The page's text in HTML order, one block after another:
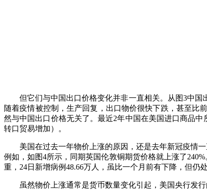
但它们与中国出口价格变化并非一直相关。从图3中国
随着疫情被控制，生产回复，出口物价很快下跌，甚至比
然与中国出口价格无关了。最近2年中国在美国进口商品
转口贸易增加）。
美国在过去一年物价上涨的原因，还是去年新冠疫情
例如，如图4所示，同期英国伦敦铜期货价格就上涨了
重，24日新增病例48.66万人，虽比一个月前有下降，但仍
虽然物价上涨通常是货币数量变化引起，美国央行发